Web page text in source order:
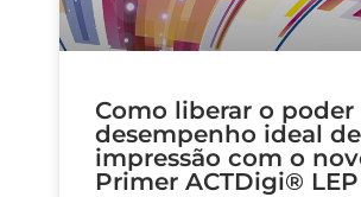
Como liberar o poder
desempenho ideal de
impressão com o
Primer ACTDigi® LEP